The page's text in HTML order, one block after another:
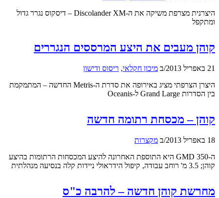
היצרנית מצרפת משיקה את ה-Discolander XM – דיסקוס נגרר גדול
ומתקפל
קוהן מעבים את היצע המרססים הנגררים
21 באפריל 2013 /ב מיכון חקלאי, ריסוס ודישון
היצרן הצרפתי מציג באירופה את סדרת ה-Metris החדשה – המתמקמת
בין הסדרות Grand Large ל-Oceanis
קוהן – מכסחת רתומה חדשה
18 באפריל 2013 /ב מקצרות
ה-GMD 350 היא התוספת האחרונה להיצע המכסחות הרתומות בהיצע
קוהן; 3.5 מ' רוחב עבודה, קיפול הידראולי ניידות קלה בנסיעה מנהלתית
מחרשת קוהן חדשה – להרבה כ"ס